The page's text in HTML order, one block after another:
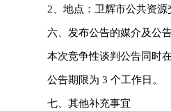
2、地点： 卫辉市公共资源
六、发布公告的媒介及公
本次竞争性谈判公告同时
公告期限为 3 个工作日。
七、其他补充事宜